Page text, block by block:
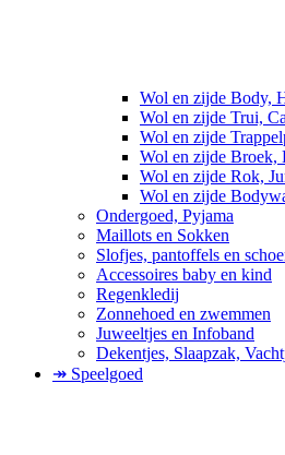
Wol en zijde Body,
Wol en zijde Trui,
Wol en zijde
Wol en zijde Broek,
Wol en zijde Rok,
Wol en zijde
Ondergoed, Pyjama
Maillots en Sokken
Slofjes, pantoffels en
Accessoires baby en kind
Regenkledij
Zonnehoed en zwemmen
Juweeltjes en Infoband
Dekentjes, Slaapzak,
↠ Speelgoed